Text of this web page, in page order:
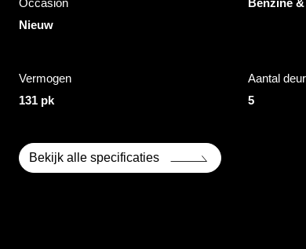
Occasion
Nieuw
Benzine
Vermogen
131 pk
Aantal
5
Bekijk alle specificaties